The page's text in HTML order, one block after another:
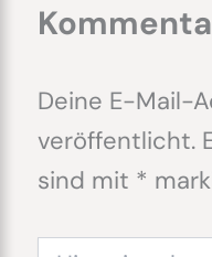
Deine E-Mail-
veröffentlicht.
sind mit *